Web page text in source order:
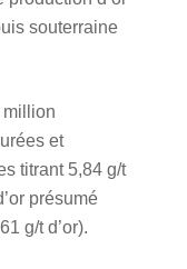
souterraine
million
et
titrant 5,84 g/t
présumé
g/t d’or).